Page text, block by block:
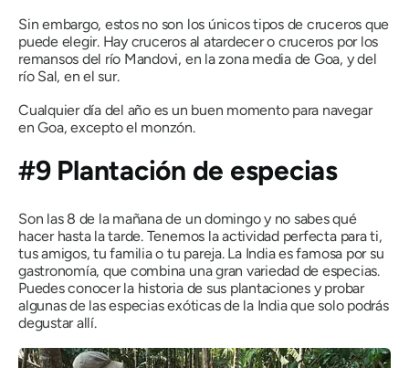
Sin embargo, estos no son los únicos tipos de cruceros que
puede elegir. Hay cruceros al atardecer o cruceros por los
remansos del río Mandovi, en la zona media de Goa, y del
río Sal, en el sur.
Cualquier día del año es un buen momento para navegar
en Goa, excepto el monzón.
#9 Plantación de especias
Son las 8 de la mañana de un domingo y no sabes qué
hacer hasta la tarde. Tenemos la actividad perfecta para ti,
tus amigos, tu familia o tu pareja. La India es famosa por su
gastronomía, que combina una gran variedad de especias.
Puedes conocer la historia de sus plantaciones y probar
algunas de las especias exóticas de la India que solo podrás
degustar allí.